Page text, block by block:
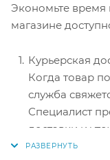
перенаправит
Здесь нужно
Электронные
PayPal,
совершения
на страницу
необходимо
Экономьте время
магазине
Курьерская
Когда товар
служба
Специалист
доставки и
на